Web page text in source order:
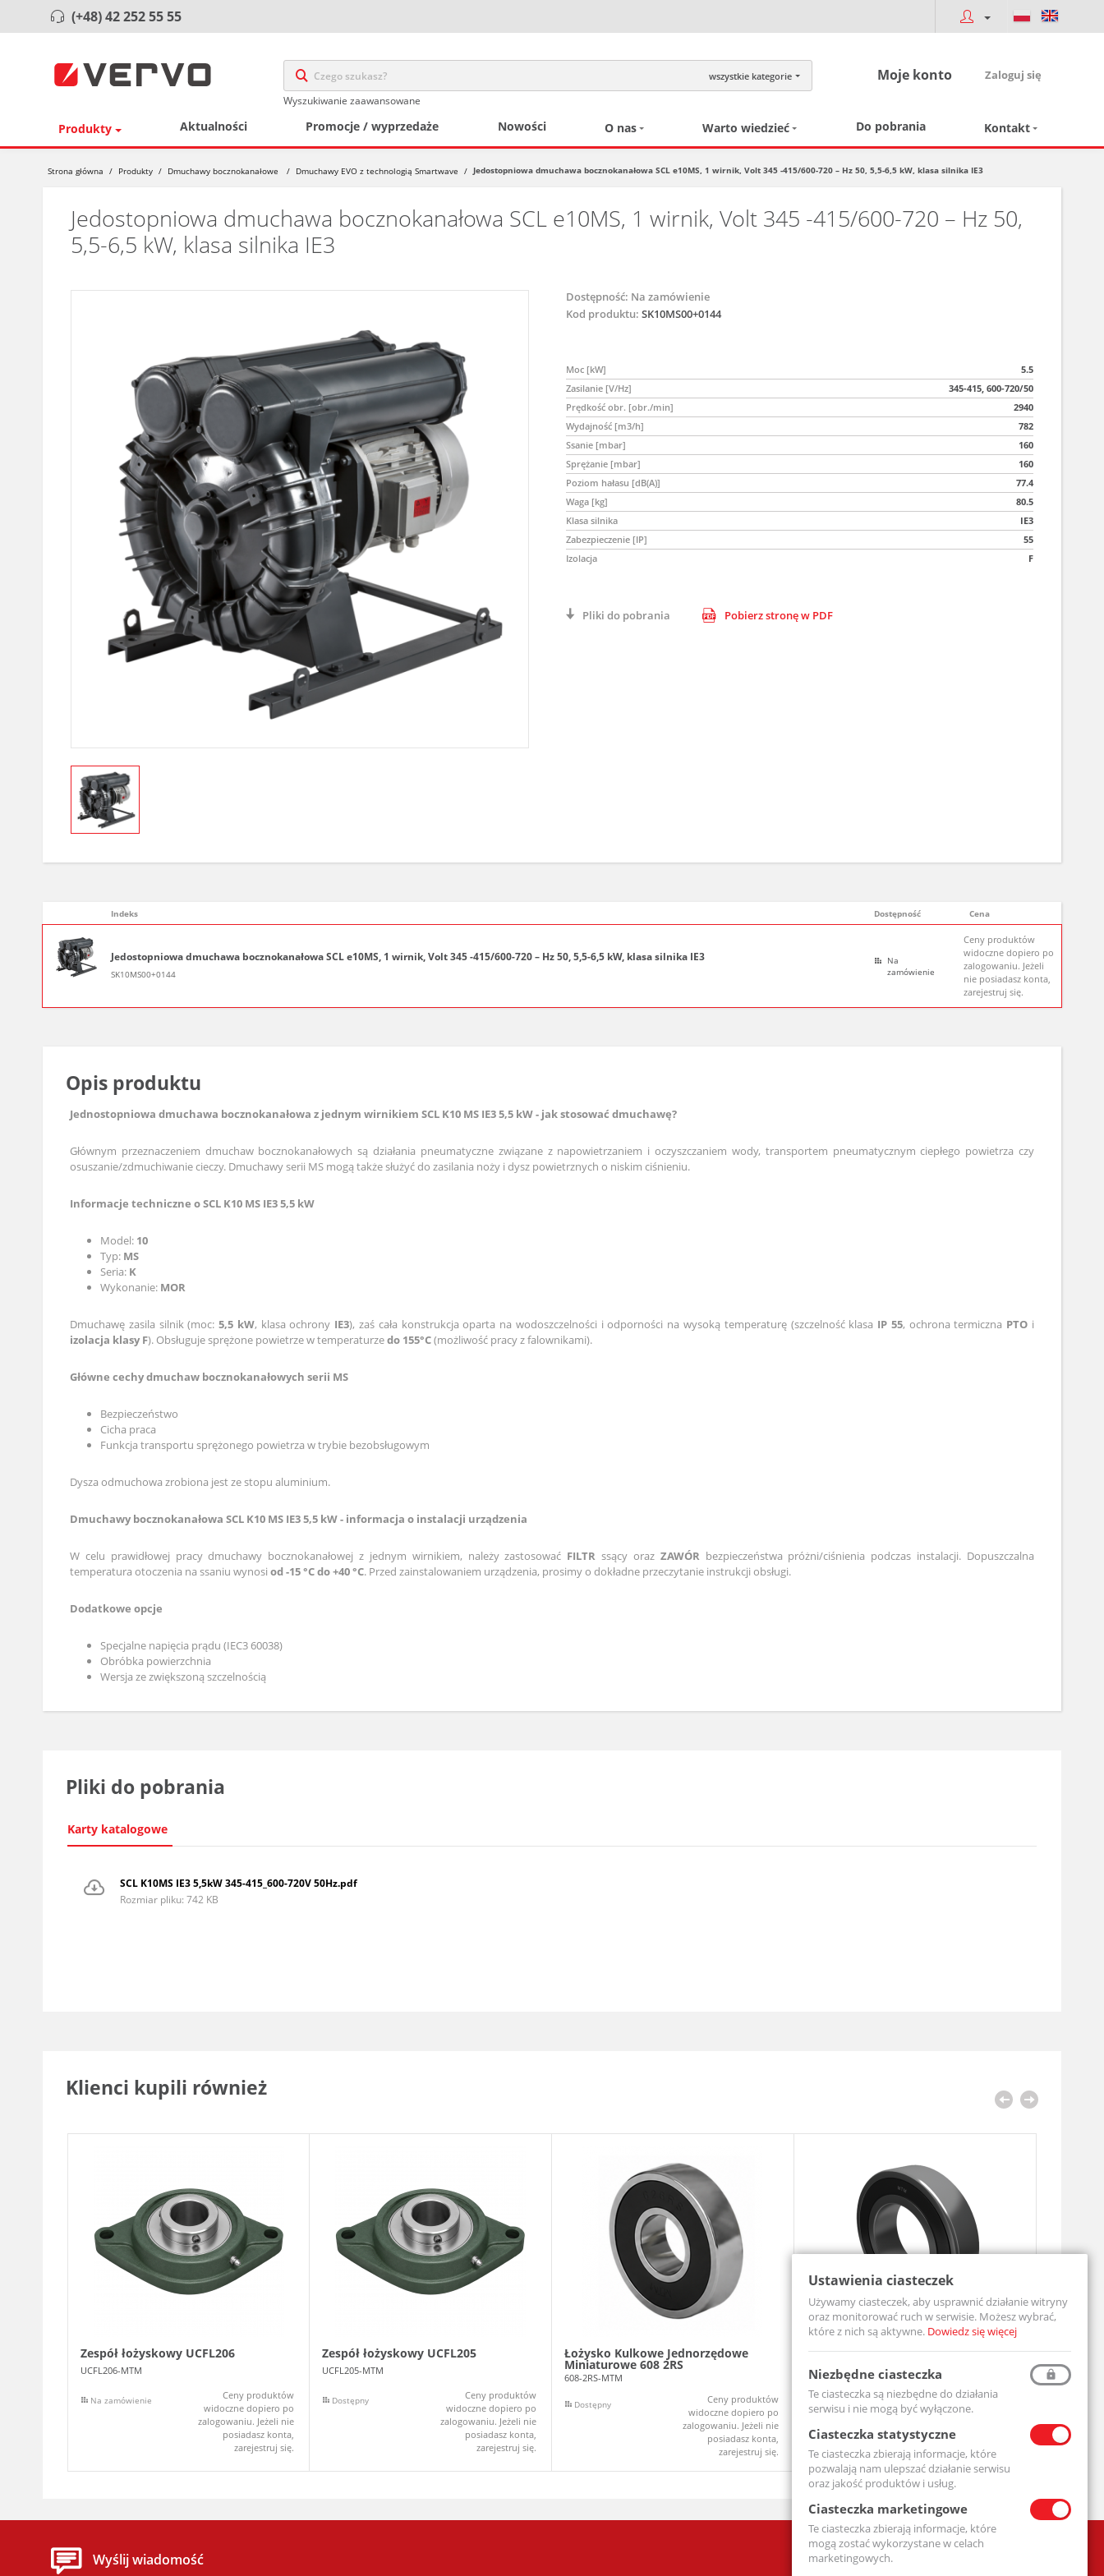
(+48) 42 252 55 55
wszystkie kategorie
Wyszukiwanie zaawansowane
Moje konto Zaloguj się
Produkty Aktualności Promocje / wyprzedaże Nowości O nas Warto wiedzieć Do pobrania Kontakt
Strona główna / Produkty / Dmuchawy bocznokanałowe / Dmuchawy EVO z technologią Smartwave / Jedostopniowa dmuchawa bocznokanałowa SCL e10MS, 1 wirnik, Volt 345 -415/600-720 – Hz 50, 5,5-6,5 kW, klasa silnika IE3
Jedostopniowa dmuchawa bocznokanałowa SCL e10MS, 1 wirnik, Volt 345 -415/600-720 – Hz 50,
5,5-6,5 kW, klasa silnika IE3
Dostępność: Na zamówienie
Kod produktu: SK10MS00+0144
Moc [kW]
5.5
Zasilanie [V/Hz]
345-415, 600-720/50
Prędkość obr. [obr./min]
2940
Wydajność [m3/h]
782
Ssanie [mbar]
160
Sprężanie [mbar]
160
Poziom hałasu [dB(A)]
77.4
Waga [kg]
80.5
Klasa silnika
IE3
Zabezpieczenie [IP]
55
Izolacja
F
Pliki do pobrania Pobierz stronę w PDF
Indeks Dostępność Cena
Jedostopniowa dmuchawa bocznokanałowa SCL e10MS, 1 wirnik, Volt 345 -415/600-720 – Hz 50, 5,5-6,5 kW, klasa silnika IE3
SK10MS00+0144
Na
zamówienie
Ceny produktów
widoczne dopiero po
zalogowaniu. Jeżeli
nie posiadasz konta,
zarejestruj się.
Opis produktu
Jednostopniowa dmuchawa bocznokanałowa z jednym wirnikiem SCL K10 MS IE3 5,5 kW - jak stosować dmuchawę?
Głównym przeznaczeniem dmuchaw bocznokanałowych są działania pneumatyczne związane z napowietrzaniem i oczyszczaniem wody, transportem pneumatycznym ciepłego powietrza czy
osuszanie/zdmuchiwanie cieczy. Dmuchawy serii MS mogą także służyć do zasilania noży i dysz powietrznych o niskim ciśnieniu.
Informacje techniczne o SCL K10 MS IE3 5,5 kW
Model: 10
Typ: MS
Seria: K
Wykonanie: MOR
Dmuchawę zasila silnik (moc:5,5 kW, klasa ochrony IE3), zaś cała konstrukcja oparta na wodoszczelności i odporności na wysoką temperaturę (szczelność klasa IP 55, ochrona termiczna PTO i
izolacja klasy F). Obsługuje sprężone powietrze w temperaturzedo 155°C(możliwość pracy z falownikami).
Główne cechy dmuchaw bocznokanałowych serii MS
Bezpieczeństwo
Cicha praca
Funkcja transportu sprężonego powietrza w trybie bezobsługowym
Dysza odmuchowa zrobiona jest ze stopu aluminium.
Dmuchawy bocznokanałowa SCL K10 MS IE3 5,5 kW - informacja o instalacji urządzenia
W celu prawidłowej pracy dmuchawy bocznokanałowej z jednym wirnikiem, należy zastosować FILTR ssący oraz ZAWÓRbezpieczeństwa próżni/ciśnienia podczas instalacji. Dopuszczalna
temperatura otoczenia na ssaniu wynosi od -15 °C do +40 °C. Przed zainstalowaniem urządzenia, prosimy o dokładne przeczytanie instrukcji obsługi.
Dodatkowe opcje
Specjalne napięcia prądu (IEC3 60038)
Obróbka powierzchnia
Wersja ze zwiększoną szczelnością
Pliki do pobrania
Karty katalogowe
SCL K10MS IE3 5,5kW 345-415_600-720V 50Hz.pdf
Rozmiar pliku: 742 KB
Klienci kupili również
Zespół łożyskowy UCFL206
UCFL206-MTM
Na zamówienie
Ceny produktów
widoczne dopiero po
zalogowaniu. Jeżeli nie
posiadasz konta,
zarejestruj się.
Zespół łożyskowy UCFL205
UCFL205-MTM
Dostępny
Ceny produktów
widoczne dopiero po
zalogowaniu. Jeżeli nie
posiadasz konta,
zarejestruj się.
Łożysko Kulkowe Jednorzędowe
Miniaturowe 608 2RS
608-2RS-MTM
Dostępny
Ceny produktów
widoczne dopiero po
zalogowaniu. Jeżeli nie
posiadasz konta,
zarejestruj się.
Łożysko Kulkowe Jednorzędowe 6204
6204-2RS-MTM
Dostępny
Ceny produktów
widoczne dopiero po
posiadasz konta,
zarejestruj się.
Zespół
UCF206-
Wyślij wiadomość
Firma
Ustawienia ciasteczek
Używamy ciasteczek, aby usprawnić działanie witryny
oraz monitorować ruch w serwisie. Możesz wybrać,
które z nich są aktywne. Dowiedz się więcej
Niezbędne ciasteczka
Te ciasteczka są niezbędne do działania
serwisu i nie mogą być wyłączone.
Ciasteczka statystyczne
Te ciasteczka zbierają informacje, które
pozwalają nam ulepszać działanie serwisu
oraz jakość produktów i usług.
Ciasteczka marketingowe
Te ciasteczka zbierają informacje, które
mogą zostać wykorzystane w celach
marketingowych.